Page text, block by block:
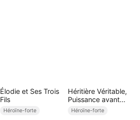
Élodie et Ses Trois
Fils
Héroïne-forte
Héritière Véritable,
Puissance avant
Amour
Héroïne-forte